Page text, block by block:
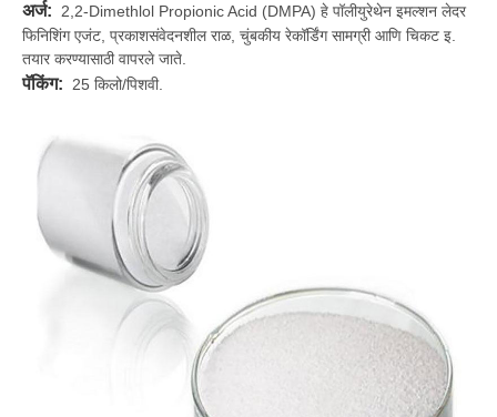
अर्ज:
2,2-Dimethlol Propionic Acid (DMPA) हे पॉलीयुरेथेन इमल्शन लेदर
फिनिशिंग एजंट, प्रकाशसंवेदनशील राळ, चुंबकीय रेकॉर्डिंग सामग्री आणि चिकट इ.
तयार करण्यासाठी वापरले जाते.
पॅकिंग: 25 किलो/पिशवी.